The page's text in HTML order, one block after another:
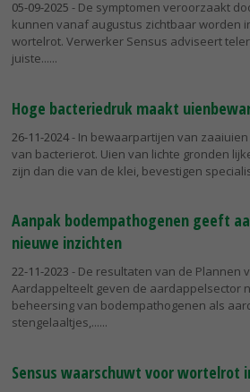
05-09-2025 - De symptomen veroorzaakt
kunnen vanaf augustus zichtbaar worden
wortelrot. Verwerker Sensus adviseert
juiste...
Hoge bacteriedruk maakt
26-11-2024- In bewaarpartijen van
van bacterierot. Uien van lichte gronden
zijn dan die van de klei, bevestigen
Aanpak bodempathogenen geeft
nieuwe inzichten
22-11-2023 - De resultaten van de Plannen
Aardappelteelt geven de aardappelsector
beheersing van bodempathogenen als
stengelaaltjes,...
Sensus waarschuwt voor wortelrot